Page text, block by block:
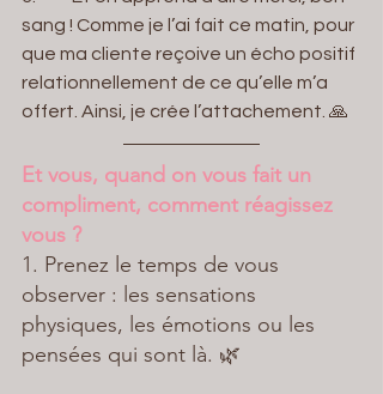
sang ! Comme je l’ai fait ce matin, pour
que ma cliente reçoive un écho positif
relationnellement de ce qu’elle m’a
offert. Ainsi, je crée l’attachement. 🙏
Et vous, quand on vous fait un
compliment, comment réagissez
vous ?
1. Prenez le temps de vous
observer : les sensations
physiques, les émotions ou les
pensées qui sont là. 🌿